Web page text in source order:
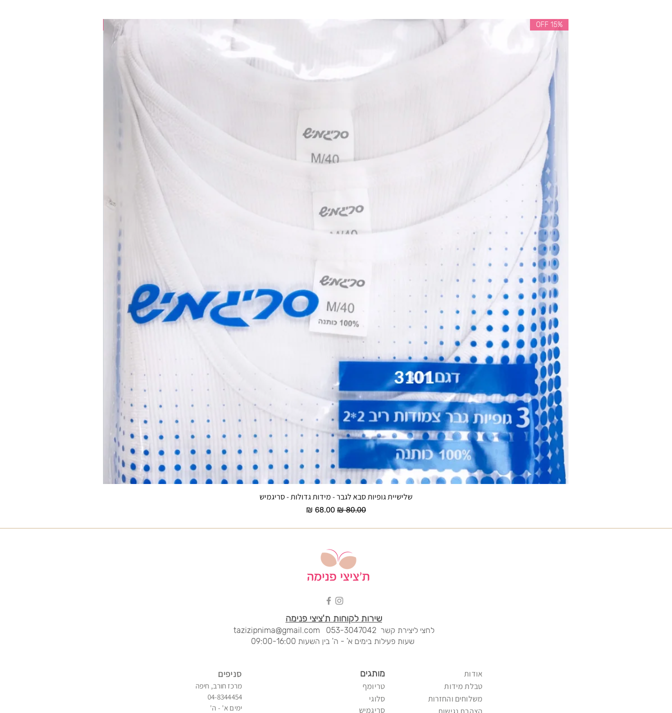
תצוגה מהירה
15% OFF
שלישיית גופיות סבא לגבר - מידות גדולות - סריגמיש
מחיר רגילמחיר מבצע
שירות לקוחות ת'ציצי פנימה
לחצי ליצירת קשר
tazizipnima@gmail.com
שעות פעילות בימים א' - ה' בין השעות 09:00-16:00
סניפים
מרכז חורב, חיפה
04-8344454
ימים א' - ה'
מותגים
טריומף
סלוגי
סריגמיש
אודות
טבלת מידות
משלוחים והחזרות